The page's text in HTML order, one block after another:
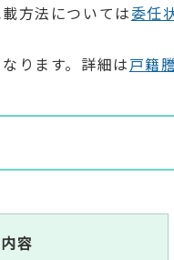
方法については委任
ります。詳細は戸籍
内容